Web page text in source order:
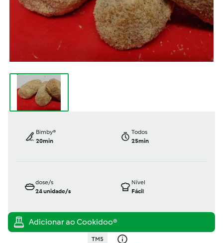
Bimby®
20min
Todos
25min
dose/s
24unidade/s
Nível
Fácil
TM5